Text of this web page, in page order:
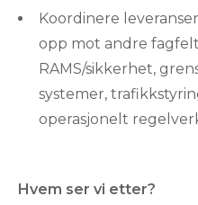
Koordinere
opp mot andre
RAMS/sikkerhet,
systemer,
operasjonelt
Hvem ser vi etter?